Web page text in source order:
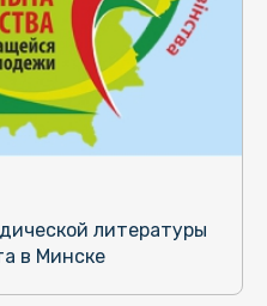
литературы
в Минске